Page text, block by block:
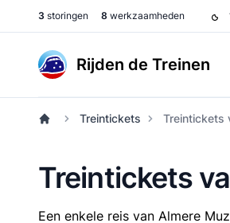
3 storingen 8 werkzaamheden
Rijden de Treinen
Treintickets Treintickets
Treintickets
Een enkele reis van Almere